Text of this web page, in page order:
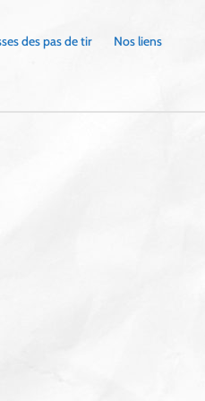
des pas de tir Nos liens